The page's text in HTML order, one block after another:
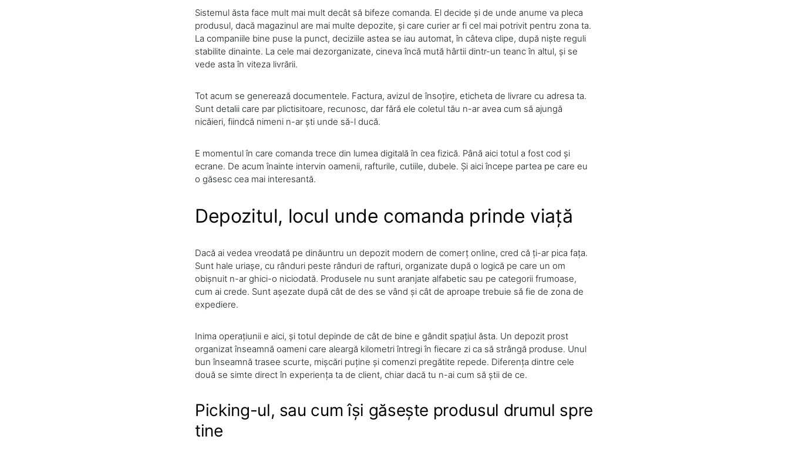
Sistemul ăsta face mult mai mult decât să bifeze comanda. El decide și de unde anume va pleca
produsul, dacă magazinul are mai multe depozite, și care curier ar fi cel mai potrivit pentru zona ta.
La companiile bine puse la punct, deciziile astea se iau automat, în câteva clipe, după niște reguli
stabilite dinainte. La cele mai dezorganizate, cineva încă mută hârtii dintr-un teanc în altul, și se
vede asta în viteza livrării.
Tot acum se generează documentele. Factura, avizul de însoțire, eticheta de livrare cu adresa ta.
Sunt detalii care par plictisitoare, recunosc, dar fără ele coletul tău n-ar avea cum să ajungă
nicăieri, fiindcă nimeni n-ar ști unde să-l ducă.
E momentul în care comanda trece din lumea digitală în cea fizică. Până aici totul a fost cod și
ecrane. De acum înainte intervin oamenii, rafturile, cutiile, dubele. Și aici începe partea pe care eu
o găsesc cea mai interesantă.
Depozitul, locul unde comanda prinde viață
Dacă ai vedea vreodată pe dinăuntru un depozit modern de comerț online, cred că ți-ar pica fața.
Sunt hale uriașe, cu rânduri peste rânduri de rafturi, organizate după o logică pe care un om
obișnuit n-ar ghici-o niciodată. Produsele nu sunt aranjate alfabetic sau pe categorii frumoase,
cum ai crede. Sunt așezate după cât de des se vând și cât de aproape trebuie să fie de zona de
expediere.
Inima operațiunii e aici, și totul depinde de cât de bine e gândit spațiul ăsta. Un depozit prost
organizat înseamnă oameni care aleargă kilometri întregi în fiecare zi ca să strângă produse. Unul
bun înseamnă trasee scurte, mișcări puține și comenzi pregătite repede. Diferența dintre cele
două se simte direct în experiența ta de client, chiar dacă tu n-ai cum să știi de ce.
Picking-ul, sau cum își găsește produsul drumul spre
tine